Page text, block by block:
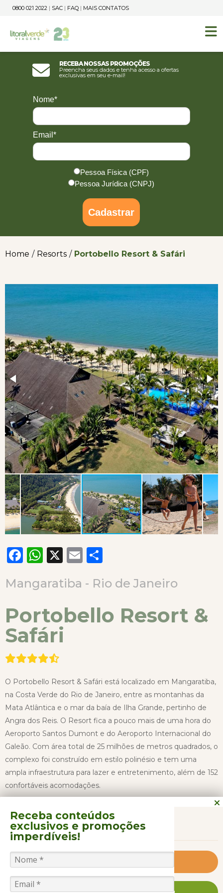
0800 021 2022 | SAC | FAQ | MAIS CONTATOS
Receba nossas promoções
Preencha seus dados e tenha acesso a ofertas
exclusivas em seu e-mail!
Nome*
Email*
Pessoa Física (CPF)
Pessoa Jurídica (CNPJ)
Cadastrar
Home / Resorts / Portobello Resort & Safári
Facebook
WhatsApp
X Email
Mangaratiba - Rio de Janeiro
Portobello Resort &
Safári
O Portobello Resort & Safári está localizado em Mangaratiba,
na Costa Verde do Rio de Janeiro, entre as montanhas da
Mata Atlântica e o mar da baía de Ilha Grande, pertinho de
Angra dos Reis. O Resort fica a pouco mais de uma hora do
Aeroporto Santos Dumont e do Aeroporto Internacional do
Galeão. Com área total de 25 milhões de metros quadrados, o
complexo foi construído em estilo polinésio e tem uma
ampla infraestrutura para lazer e entretenimento, além de 152
confortáveis acomodações.
O Resort estimula que os hóspedes curtam atividades ao ar
livre, oferece uma variada programação e ótima
paddle, caiaques, jet ski, banana boat e windsurfe. Contudo,
se a ideia é apenas relaxar, também há serviço completo
com espreguiçadeiras e guarda-sol para os hóspedes.
CONTINUAR LENDO
Receba conteúdos
exclusivos e promoções
imperdíveis!